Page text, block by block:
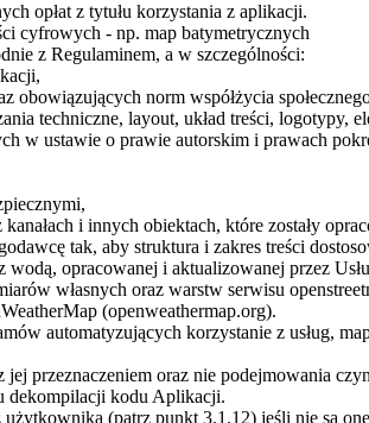
opłat z tytułu korzystania z aplikacji.
cyfrowych - np. map batymetrycznych
z Regulaminem, a w szczególności:
obowiązujących norm współżycia
techniczne, layout, układ treści,
w ustawie o prawie autorskim i prawach
i innych obiektach, które zostały
tak, aby struktura i zakres treści
opracowanej i aktualizowanej przez
własnych oraz warstw serwisu
(openweathermap.org).
automatyzujących korzystanie z usług,
oraz nie podejmowania
dekompilacji kodu Aplikacji.
(patrz punkt 3.1.12) jeśli nie są